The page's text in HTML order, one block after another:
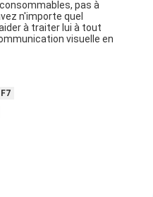
à air
pas à
n'importe quel
à traiter lui à tout
visuelle en